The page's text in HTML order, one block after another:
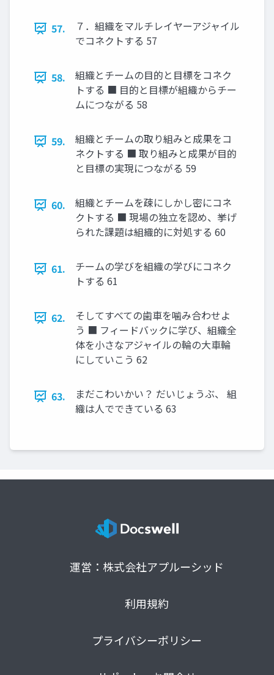
57.
７．組織をマルチレイヤーアジャイル
でコネクトする 57
58.
組織とチームの目的と目標をコネク
トする ■ 目的と目標が組織からチー
ムにつながる 58
59.
組織とチームの取り組みと成果をコ
ネクトする ■ 取り組みと成果が目的
と目標の実現につながる 59
60.
組織とチームを疎にしかし密にコネ
クトする ■ 現場の独立を認め、挙げ
られた課題は組織的に対処する 60
61.
チームの学びを組織の学びにコネク
トする 61
62.
そしてすべての歯車を噛み合わせよ
う ■ フィードバックに学び、組織全
体を小さなアジャイルの輪の大車輪
にしていこう 62
63.
まだこわいかい？ だいじょうぶ、 組
織は人でできている 63
運営：株式会社アプルーシッド
利用規約
プライバシーポリシー